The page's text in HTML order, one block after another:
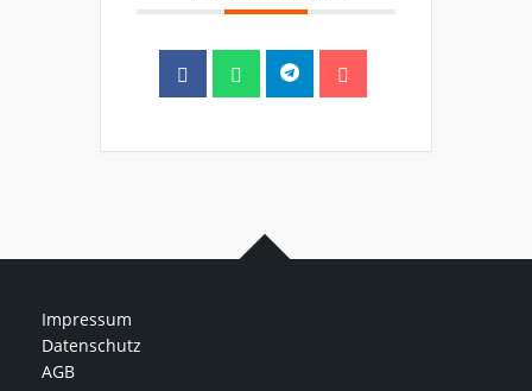
Impressum
Datenschutz
AGB